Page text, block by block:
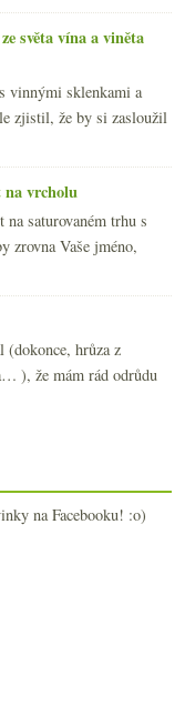
světa vína a viněta
vinnými sklenkami a
zjistil, že by si zasloužil
na vrcholu
na saturovaném trhu s
zrovna Vaše jméno,
(dokonce, hrůza z
), že mám rád odrůdu
na Facebooku! :o)